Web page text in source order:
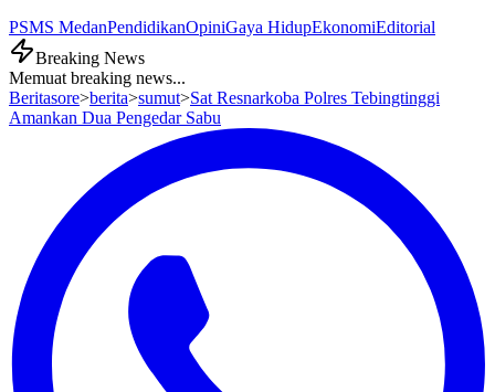
PSMS MedanPendidikanOpiniGaya HidupEkonomiEditorial
Breaking News
Memuat breaking news...
Beritasore>berita>sumut>Sat Resnarkoba Polres Tebingtinggi
Amankan Dua Pengedar Sabu